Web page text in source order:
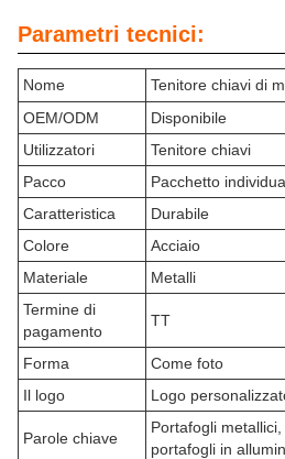
Parametri tecnici:
Nome
Tenitore chiavi di
OEM/ODM
Disponibile
Utilizzatori
Tenitore chiavi
Pacco
Pacchetto
Caratteristica
Durabile
Colore
Acciaio
Materiale
Metalli
Termine di
pagamento
TT
Forma
Come foto
Il logo
Logo
Parole chiave
Portafogli
portafogli in